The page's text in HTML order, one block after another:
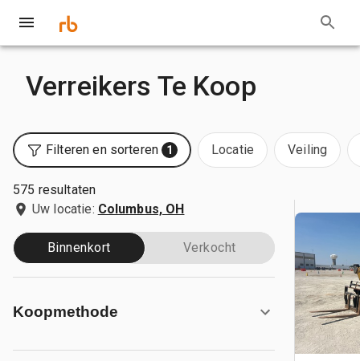
Verreikers Te Koop
Filteren en sorteren 1 Locatie Veiling
575 resultaten
Uw locatie: Columbus, OH
Binnenkort Verkocht
Koopmethode